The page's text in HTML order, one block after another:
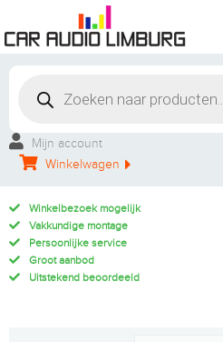
Mijn account
Winkelwagen
Winkelbezoek mogelijk
Vakkundige montage
Persoonlijke service
Groot aanbod
Uitstekend beoordeeld